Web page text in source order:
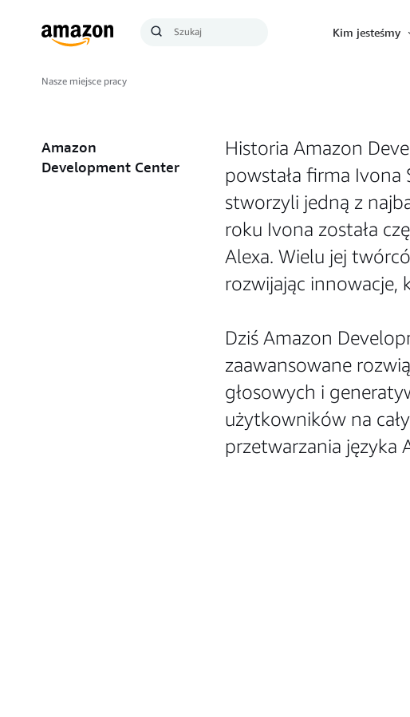
Szukaj
Kim jesteśmy
Nasze miejsce pracy
Amazon
Development Center
Historia Amazon
powstała firma
stworzyli jedną z
roku Ivona została
Alexa. Wielu jej
rozwijając innowacje,
Dziś Amazon
zaawansowane
głosowych i
użytkowników na
przetwarzania języka